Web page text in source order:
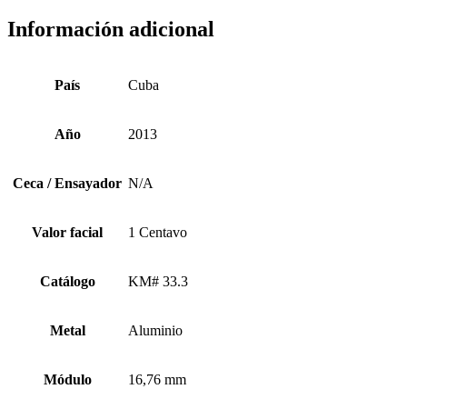
Información adicional
País Cuba
Año 2013
Ceca / Ensayador N/A
Valor facial 1 Centavo
Catálogo KM# 33.3
Metal Aluminio
Módulo 16,76 mm